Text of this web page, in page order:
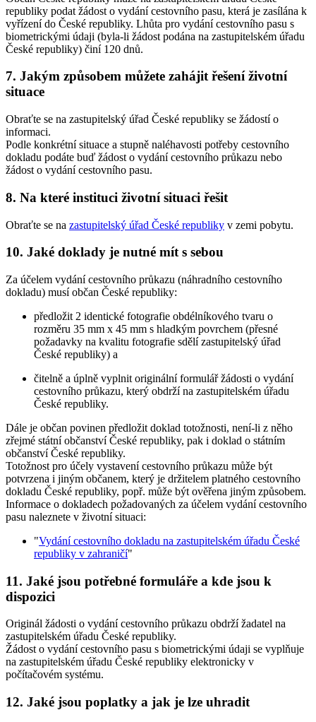
republiky podat žádost o vydání cestovního pasu, která je zasílána k
vyřízení do České republiky. Lhůta pro vydání cestovního pasu s
biometrickými údaji (byla-li žádost podána na zastupitelském úřadu
České republiky) činí 120 dnů.
7. Jakým způsobem můžete zahájit řešení životní
situace
Obraťte se na zastupitelský úřad České republiky se žádostí o
informaci.
Podle konkrétní situace a stupně naléhavosti potřeby cestovního
dokladu podáte buď žádost o vydání cestovního průkazu nebo
žádost o vydání cestovního pasu.
8. Na které instituci životní situaci řešit
Obraťte se na zastupitelský úřad České republiky v zemi pobytu.
10. Jaké doklady je nutné mít s sebou
Za účelem vydání cestovního průkazu (náhradního cestovního
dokladu) musí občan České republiky:
předložit 2 identické fotografie obdélníkového tvaru o
rozměru 35 mm x 45 mm s hladkým povrchem (přesné
požadavky na kvalitu fotografie sdělí zastupitelský úřad
České republiky) a
čitelně a úplně vyplnit originální formulář žádosti o vydání
cestovního průkazu, který obdrží na zastupitelském úřadu
České republiky.
Dále je občan povinen předložit doklad totožnosti, není-li z něho
zřejmé státní občanství České republiky, pak i doklad o státním
občanství České republiky.
Totožnost pro účely vystavení cestovního průkazu může být
potvrzena i jiným občanem, který je držitelem platného cestovního
dokladu České republiky, popř. může být ověřena jiným způsobem.
Informace o dokladech požadovaných za účelem vydání cestovního
pasu naleznete v životní situaci:
"Vydání cestovního dokladu na zastupitelském úřadu České
republiky v zahraničí"
11. Jaké jsou potřebné formuláře a kde jsou k
dispozici
Originál žádosti o vydání cestovního průkazu obdrží žadatel na
zastupitelském úřadu České republiky.
Žádost o vydání cestovního pasu s biometrickými údaji se vyplňuje
na zastupitelském úřadu České republiky elektronicky v
počítačovém systému.
12. Jaké jsou poplatky a jak je lze uhradit